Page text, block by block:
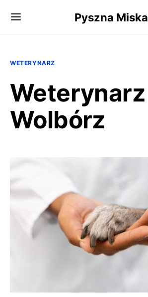
Pyszna Miska
WETERYNARZ
Weterynarz
Wolbórz